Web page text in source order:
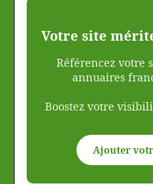
Votre site
Référencez votre
annuaires
Boostez votre
Ajouter